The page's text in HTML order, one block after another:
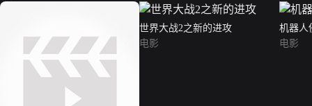
世界大战2之新的进攻
电影
机器人
电影